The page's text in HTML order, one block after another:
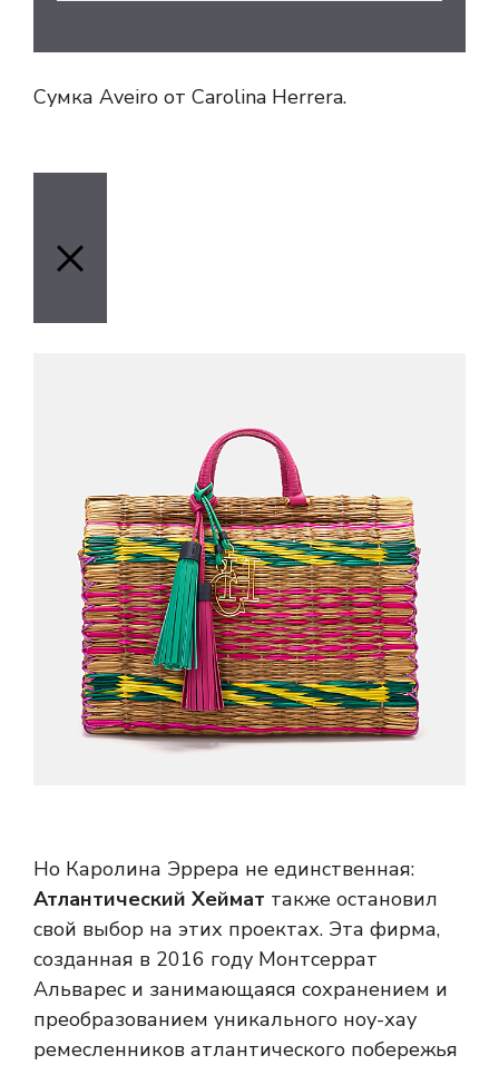
Сумка Aveiro от Carolina Herrera.
Но Каролина Эррера не единственная:
Атлантический Хеймат также остановил
свой выбор на этих проектах. Эта фирма,
созданная в 2016 году Монтсеррат
Альварес и занимающаяся сохранением и
преобразованием уникального ноу-хау
ремесленников атлантического побережья